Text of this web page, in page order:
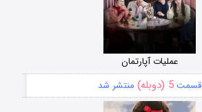
عملیات آپارتمان
قسمت5 (دوبله) منتشر شد